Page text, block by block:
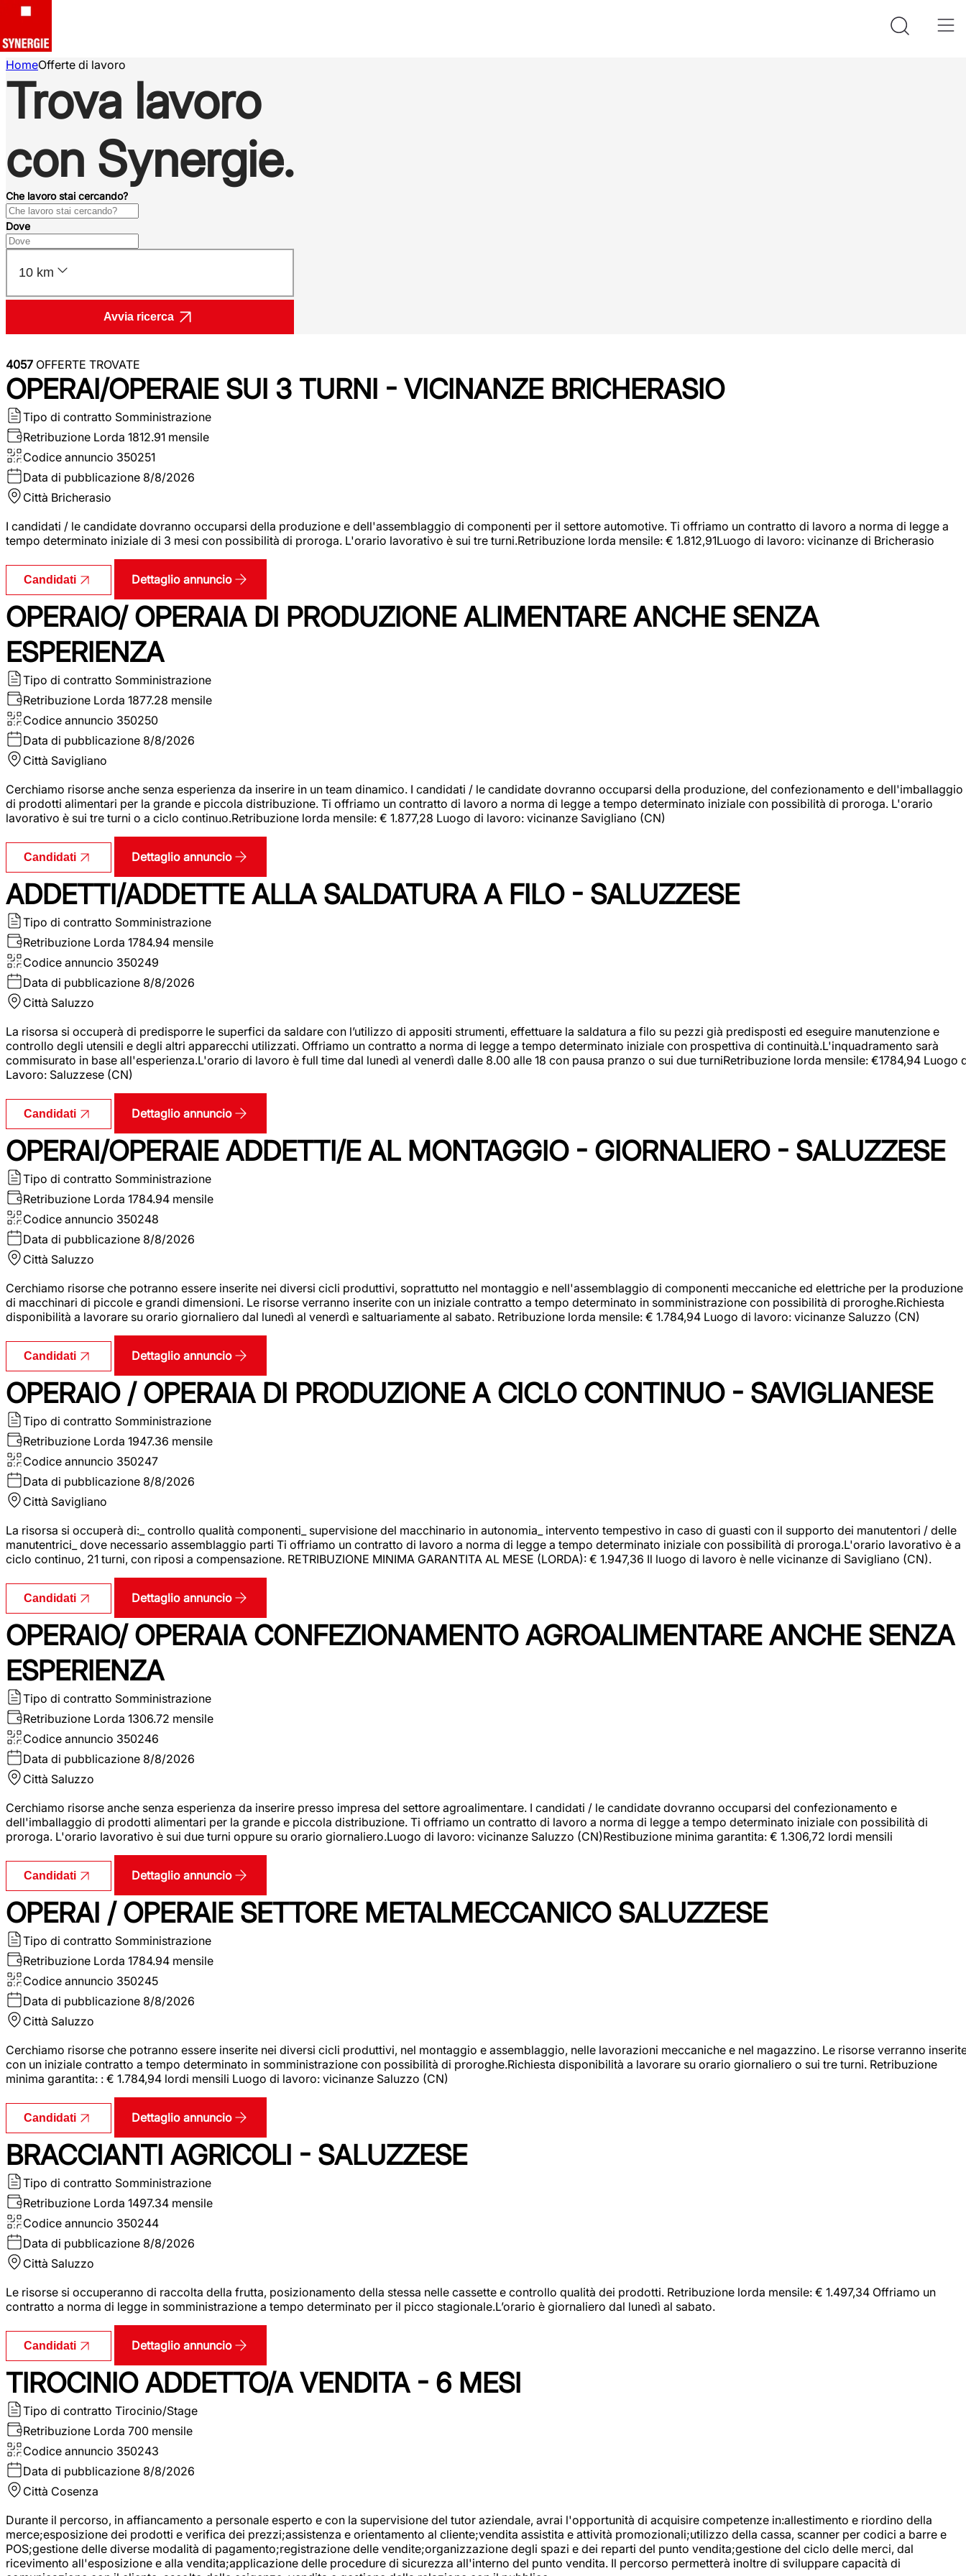
HomeOfferte di lavoro
Trova lavoro
con Synergie.
Che lavoro stai cercando?
Dove
10 km
Avvia ricerca
4057 OFFERTE TROVATE
OPERAI/OPERAIE SUI 3 TURNI - VICINANZE BRICHERASIO
Tipo di contratto Somministrazione
Retribuzione Lorda 1812.91 mensile
Codice annuncio 350251
Data di pubblicazione 8/8/2026
Città Bricherasio
I candidati / le candidate dovranno occuparsi della produzione e dell'assemblaggio di componenti per il settore automotive. Ti offriamo un contratto di lavoro a norma di legge a
tempo determinato iniziale di 3 mesi con possibilità di proroga. L'orario lavorativo è sui tre turni.Retribuzione lorda mensile: € 1.812,91Luogo di lavoro: vicinanze di Bricherasio
Candidati Dettaglio annuncio
OPERAIO/ OPERAIA DI PRODUZIONE ALIMENTARE ANCHE SENZA
ESPERIENZA
Tipo di contratto Somministrazione
Retribuzione Lorda 1877.28 mensile
Codice annuncio 350250
Data di pubblicazione 8/8/2026
Città Savigliano
Cerchiamo risorse anche senza esperienza da inserire in un team dinamico. I candidati / le candidate dovranno occuparsi della produzione, del confezionamento e dell'imballaggio
di prodotti alimentari per la grande e piccola distribuzione. Ti offriamo un contratto di lavoro a norma di legge a tempo determinato iniziale con possibilità di proroga. L'orario
lavorativo è sui tre turni o a ciclo continuo.Retribuzione lorda mensile: € 1.877,28 Luogo di lavoro: vicinanze Savigliano (CN)
Candidati Dettaglio annuncio
ADDETTI/ADDETTE ALLA SALDATURA A FILO - SALUZZESE
Tipo di contratto Somministrazione
Retribuzione Lorda 1784.94 mensile
Codice annuncio 350249
Data di pubblicazione 8/8/2026
Città Saluzzo
La risorsa si occuperà di predisporre le superfici da saldare con l’utilizzo di appositi strumenti, effettuare la saldatura a filo su pezzi già predisposti ed eseguire manutenzione e
controllo degli utensili e degli altri apparecchi utilizzati. Offriamo un contratto a norma di legge a tempo determinato iniziale con prospettiva di continuità.L'inquadramento sarà
commisurato in base all'esperienza.L'orario di lavoro è full time dal lunedì al venerdì dalle 8.00 alle 18 con pausa pranzo o sui due turniRetribuzione lorda mensile: €1784,94 Luogo
Lavoro: Saluzzese (CN)
Candidati Dettaglio annuncio
OPERAI/OPERAIE ADDETTI/E AL MONTAGGIO - GIORNALIERO - SALUZZESE
Tipo di contratto Somministrazione
Retribuzione Lorda 1784.94 mensile
Codice annuncio 350248
Data di pubblicazione 8/8/2026
Città Saluzzo
Cerchiamo risorse che potranno essere inserite nei diversi cicli produttivi, soprattutto nel montaggio e nell'assemblaggio di componenti meccaniche ed elettriche per la produzione
di macchinari di piccole e grandi dimensioni. Le risorse verranno inserite con un iniziale contratto a tempo determinato in somministrazione con possibilità di proroghe.Richiesta
disponibilità a lavorare su orario giornaliero dal lunedì al venerdì e saltuariamente al sabato. Retribuzione lorda mensile: € 1.784,94 Luogo di lavoro: vicinanze Saluzzo (CN)
Candidati Dettaglio annuncio
OPERAIO / OPERAIA DI PRODUZIONE A CICLO CONTINUO - SAVIGLIANESE
Tipo di contratto Somministrazione
Retribuzione Lorda 1947.36 mensile
Codice annuncio 350247
Data di pubblicazione 8/8/2026
Città Savigliano
La risorsa si occuperà di:_ controllo qualità componenti_ supervisione del macchinario in autonomia_ intervento tempestivo in caso di guasti con il supporto dei manutentori / delle
manutentrici_ dove necessario assemblaggio parti Ti offriamo un contratto di lavoro a norma di legge a tempo determinato iniziale con possibilità di proroga.L'orario lavorativo è a
ciclo continuo, 21 turni, con riposi a compensazione. RETRIBUZIONE MINIMA GARANTITA AL MESE (LORDA): € 1.947,36 Il luogo di lavoro è nelle vicinanze di Savigliano (CN).
Candidati Dettaglio annuncio
OPERAIO/ OPERAIA CONFEZIONAMENTO AGROALIMENTARE ANCHE SENZA
ESPERIENZA
Tipo di contratto Somministrazione
Retribuzione Lorda 1306.72 mensile
Codice annuncio 350246
Data di pubblicazione 8/8/2026
Città Saluzzo
Cerchiamo risorse anche senza esperienza da inserire presso impresa del settore agroalimentare. I candidati / le candidate dovranno occuparsi del confezionamento e
dell'imballaggio di prodotti alimentari per la grande e piccola distribuzione. Ti offriamo un contratto di lavoro a norma di legge a tempo determinato iniziale con possibilità di
proroga. L'orario lavorativo è sui due turni oppure su orario giornaliero.Luogo di lavoro: vicinanze Saluzzo (CN)Restibuzione minima garantita: € 1.306,72 lordi mensili
Candidati Dettaglio annuncio
OPERAI / OPERAIE SETTORE METALMECCANICO SALUZZESE
Tipo di contratto Somministrazione
Retribuzione Lorda 1784.94 mensile
Codice annuncio 350245
Data di pubblicazione 8/8/2026
Città Saluzzo
Cerchiamo risorse che potranno essere inserite nei diversi cicli produttivi, nel montaggio e assemblaggio, nelle lavorazioni meccaniche e nel magazzino. Le risorse verranno
con un iniziale contratto a tempo determinato in somministrazione con possibilità di proroghe.Richiesta disponibilità a lavorare su orario giornaliero o sui tre turni. Retribuzione
minima garantita: : € 1.784,94 lordi mensili Luogo di lavoro: vicinanze Saluzzo (CN)
Candidati Dettaglio annuncio
BRACCIANTI AGRICOLI - SALUZZESE
Tipo di contratto Somministrazione
Retribuzione Lorda 1497.34 mensile
Codice annuncio 350244
Data di pubblicazione 8/8/2026
Città Saluzzo
Le risorse si occuperanno di raccolta della frutta, posizionamento della stessa nelle cassette e controllo qualità dei prodotti. Retribuzione lorda mensile: € 1.497,34 Offriamo un
contratto a norma di legge in somministrazione a tempo determinato per il picco stagionale.L’orario è giornaliero dal lunedì al sabato.
Candidati Dettaglio annuncio
TIROCINIO ADDETTO/A VENDITA - 6 MESI
Tipo di contratto Tirocinio/Stage
Retribuzione Lorda 700 mensile
Codice annuncio 350243
Data di pubblicazione 8/8/2026
Città Cosenza
Durante il percorso, in affiancamento a personale esperto e con la supervisione del tutor aziendale, avrai l'opportunità di acquisire competenze in:allestimento e riordino della
merce;esposizione dei prodotti e verifica dei prezzi;assistenza e orientamento al cliente;vendita assistita e attività promozionali;utilizzo della cassa, scanner per codici a barre e
POS;gestione delle diverse modalità di pagamento;registrazione delle vendite;organizzazione degli spazi e dei reparti del punto vendita;gestione del ciclo delle merci, dal
ricevimento all'esposizione e alla vendita;applicazione delle procedure di sicurezza all'interno del punto vendita. Il percorso permetterà inoltre di sviluppare capacità di